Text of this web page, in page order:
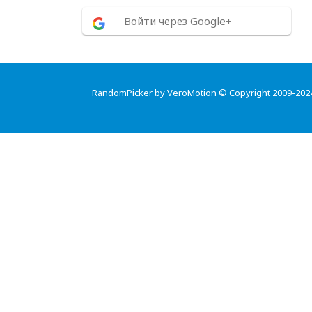
Войти через Google+
RandomPicker by VeroMotion © Copyright 2009-